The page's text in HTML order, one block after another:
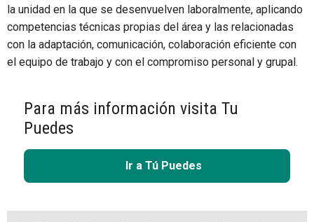
la unidad en la que se desenvuelven laboralmente, aplicando
competencias técnicas propias del área y las relacionadas
con la adaptación, comunicación, colaboración eficiente con
el equipo de trabajo y con el compromiso personal y grupal.
Para más información visita Tu
Puedes
Ir a Tú Puedes